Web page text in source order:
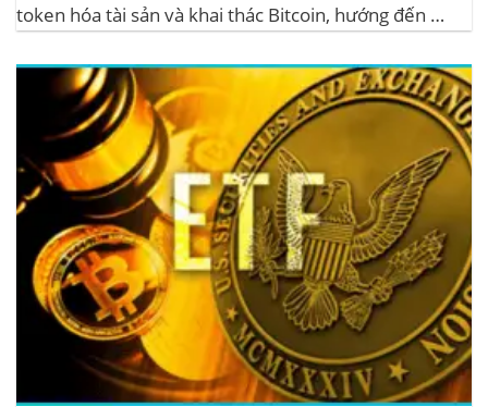
token hóa tài sản và khai thác Bitcoin, hướng đến hệ
phát triển nền tảng NFT với sự hợp tác...